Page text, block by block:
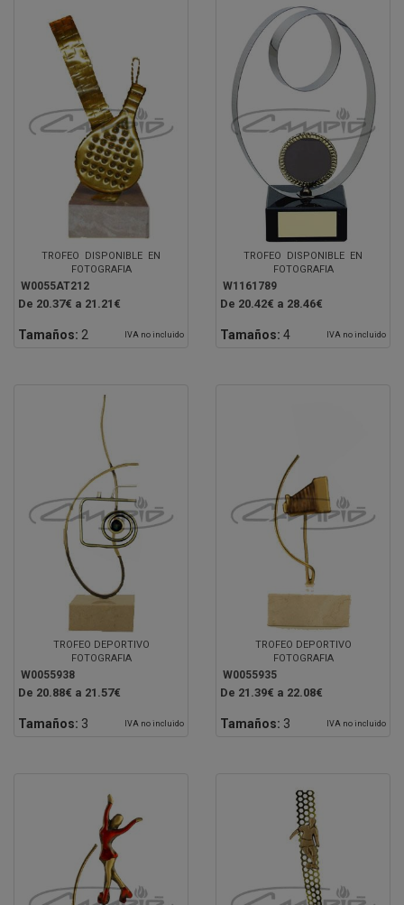
TROFEO DISPONIBLE EN
FOTOGRAFIA
W0055AT212
De 20.37€ a 21.21€
Tamaños: 2 IVA no incluido
TROFEO DISPONIBLE EN
FOTOGRAFIA
W1161789
De 20.42€ a 28.46€
Tamaños: 4 IVA no incluido
TROFEO DEPORTIVO
FOTOGRAFIA
W0055938
De 20.88€ a 21.57€
Tamaños: 3 IVA no incluido
TROFEO DEPORTIVO
FOTOGRAFIA
W0055935
De 21.39€ a 22.08€
Tamaños: 3 IVA no incluido